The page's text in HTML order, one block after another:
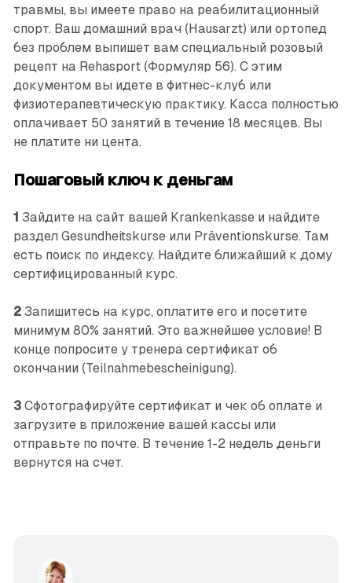
травмы, вы имеете право на реабилитационный
спорт. Ваш домашний врач (Hausarzt) или ортопед
без проблем выпишет вам специальный розовый
рецепт на Rehasport (Формуляр 56). С этим
документом вы идете в фитнес-клуб или
физиотерапевтическую практику. Касса полностью
оплачивает 50 занятий в течение 18 месяцев. Вы
не платите ни цента.
Пошаговый ключ к деньгам
1 Зайдите на сайт вашей Krankenkasse и найдите
раздел Gesundheitskurse или Präventionskurse. Там
есть поиск по индексу. Найдите ближайший к дому
сертифицированный курс.
2Запишитесь на курс, оплатите его и посетите
минимум 80% занятий. Это важнейшее условие! В
конце попросите у тренера сертификат об
окончании (Teilnahmebescheinigung).
3Сфотографируйте сертификат и чек об оплате и
загрузите в приложение вашей кассы или
отправьте по почте. В течение 1-2 недель деньги
вернутся на счет.